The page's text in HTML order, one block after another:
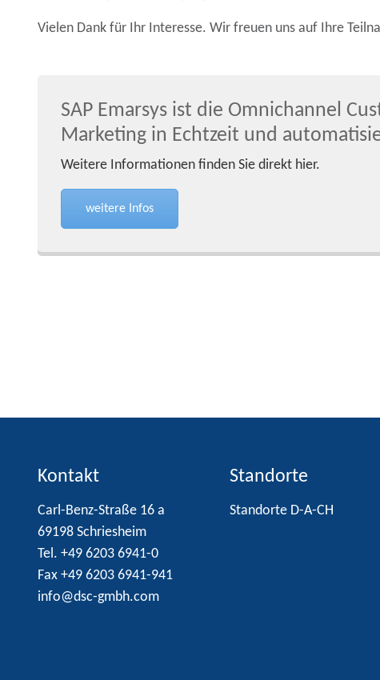
Vielen Dank für Ihr Interesse. Wir freuen uns auf Ihre
SAP Emarsys ist die Omnichannel
Marketing in Echtzeit und
Weitere Informationen finden Sie direkt hier.
weitere Infos
Kontakt
Carl-Benz-Straße 16 a
69198 Schriesheim
Tel. +49 6203 6941-0
Fax +49 6203 6941-941
info@dsc-gmbh.com
Standorte
Standorte D-A-CH